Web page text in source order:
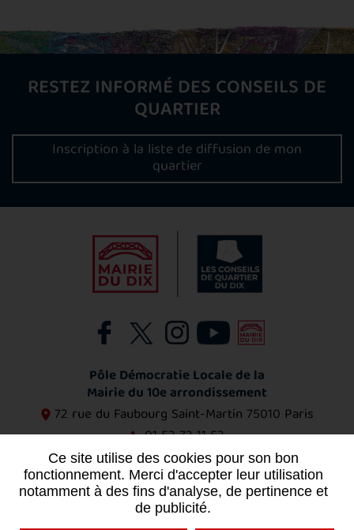
RESTEZ INFORMÉ DES CONSEILS DE
QUARTIER
Inscription à la liste de diffusion de mon
quartier
Pôle Démocratie Locale de la
Mairie du 10e arrondissement
72 rue du Faubourg Saint-Martin 75010 Paris
01 53 72 11 53
Contact
Ce site utilise des cookies pour son bon
fonctionnement. Merci d'accepter leur utilisation
notamment à des fins d'analyse, de pertinence et
de publicité.